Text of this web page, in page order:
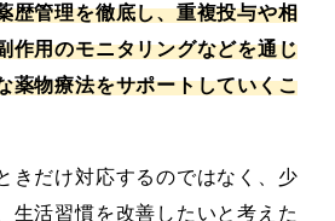
歴管理を徹底し、重複投与や相
作用のモニタリングなどを通じ
薬物療法をサポートしていくこ
きだけ対応するのではなく、少
生活習慣を改善したいと考えた